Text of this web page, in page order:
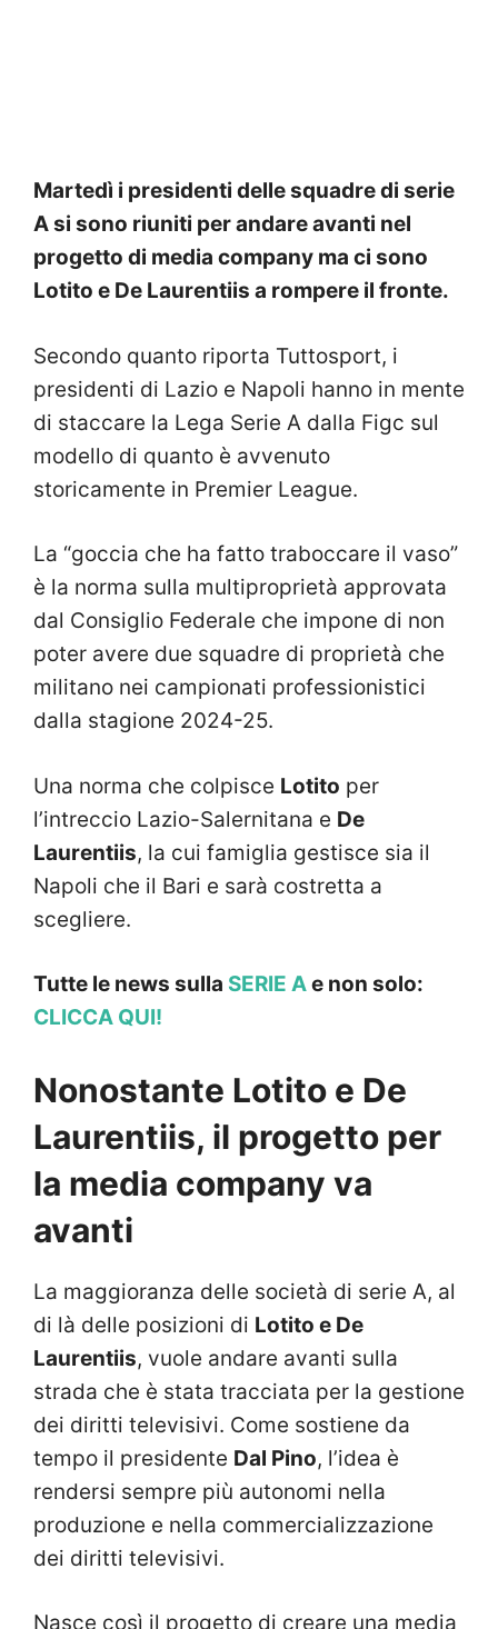
Martedì i presidenti delle squadre di serie
A si sono riuniti per andare avanti nel
progetto di media company ma ci sono
Lotito e De Laurentiis a rompere il fronte.
Secondo quanto riporta Tuttosport, i
presidenti di Lazio e Napoli hanno in mente
di staccare la Lega Serie A dalla Figc sul
modello di quanto è avvenuto
storicamente in Premier League.
La “goccia che ha fatto traboccare il vaso”
è la norma sulla multiproprietà approvata
dal Consiglio Federale che impone di non
poter avere due squadre di proprietà che
militano nei campionati professionistici
dalla stagione 2024-25.
Una norma che colpisce Lotito per
l’intreccio Lazio-Salernitana e De
Laurentiis, la cui famiglia gestisce sia il
Napoli che il Bari e sarà costretta a
scegliere.
Tutte le news sulla SERIE Ae non solo:
CLICCA QUI!
Nonostante Lotito e De
Laurentiis, il progetto per
la media company va
avanti
La maggioranza delle società di serie A, al
di là delle posizioni di Lotito e De
Laurentiis, vuole andare avanti sulla
strada che è stata tracciata per la gestione
dei diritti televisivi. Come sostiene da
tempo il presidente Dal Pino, l’idea è
rendersi sempre più autonomi nella
produzione e nella commercializzazione
dei diritti televisivi.
Nasce così il progetto di creare una media